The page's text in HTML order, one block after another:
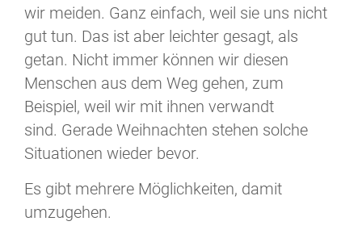
wir meiden. Ganz einfach, weil sie uns nicht
gut tun. Das ist aber leichter gesagt, als
getan. Nicht immer können wir diesen
Menschen aus dem Weg gehen, zum
Beispiel, weil wir mit ihnen verwandt
sind. Gerade Weihnachten stehen solche
Situationen wieder bevor.
Es gibt mehrere Möglichkeiten, damit
umzugehen.